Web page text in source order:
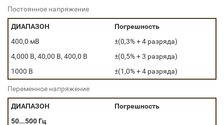
Постоянное напряжение
ДИАПАЗОН
Погрешность
400,0 мВ
±(0,3% + 4 разряда)
4,000 В, 40,00 В, 400,0 В
±(0,5% + 3 разряда)
1000 В
±(1,0% + 4 разряда)
Переменное напряжение
ДИАПАЗОН
Погрешность
50...500 Гц